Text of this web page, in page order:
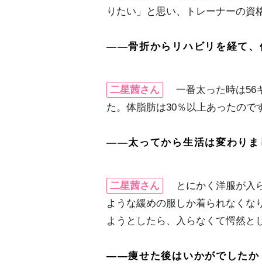
りたい」と思い、トレーナーの資
――骨折からリハビリを経て、
二星茜さん
一番太った時は56
た。体脂肪は30％以上あったので
――太ってから生活は変わりま
二星茜さん
とにかく洋服が入
ような緩めの服しか着られなくな
ようとしたら、入らなくて愕然と
――痩せた後はいかがでしたか